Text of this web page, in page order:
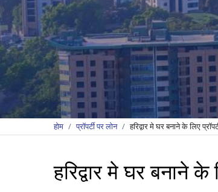
होम प्रॉपर्टी पर लोन हरिद्वार मे घर बनाने के लिए
हरिद्वार मे घर बनाने के